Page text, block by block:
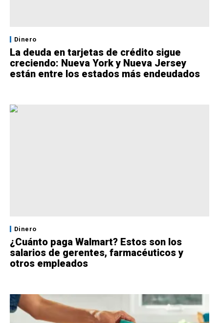
Dinero
La deuda en tarjetas de crédito sigue
creciendo: Nueva York y Nueva Jersey
están entre los estados más endeudados
Dinero
¿Cuánto paga Walmart? Estos son los
salarios de gerentes, farmacéuticos y
otros empleados